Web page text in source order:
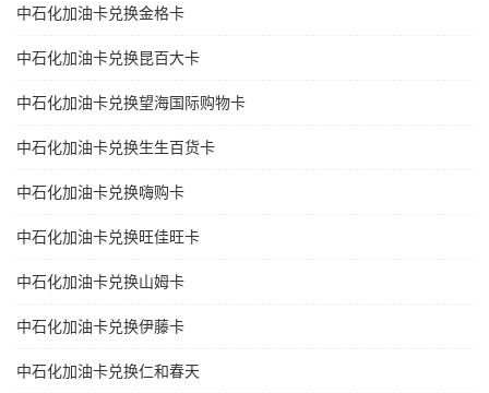
中石化加油卡兑换金格卡
中石化加油卡兑换昆百大卡
中石化加油卡兑换望海国际购物卡
中石化加油卡兑换生生百货卡
中石化加油卡兑换嗨购卡
中石化加油卡兑换旺佳旺卡
中石化加油卡兑换山姆卡
中石化加油卡兑换伊藤卡
中石化加油卡兑换仁和春天